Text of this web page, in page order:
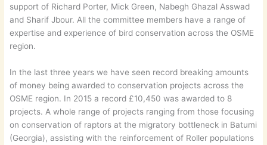
support of Richard Porter, Mick Green, Nabegh Ghazal Asswad
and Sharif Jbour. All the committee members have a range of
expertise and experience of bird conservation across the OSME
region.
In the last three years we have seen record breaking amounts
of money being awarded to conservation projects across the
OSME region. In 2015 a record £10,450 was awarded to 8
projects. A whole range of projects ranging from those focusing
on conservation of raptors at the migratory bottleneck in Batumi
(Georgia), assisting with the reinforcement of Roller populations